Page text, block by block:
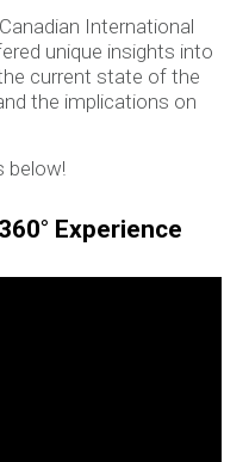
International
unique insights into
current state of the
the implications on
below!
Experience